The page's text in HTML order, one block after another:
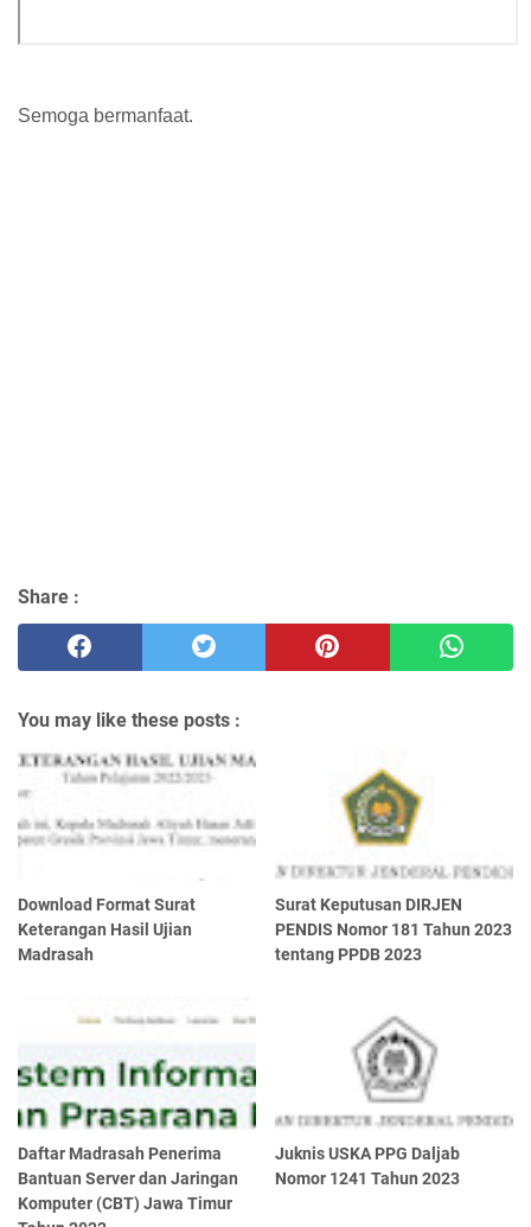
Semoga bermanfaat.
Share :
You may like these posts :
Download Format Surat
Keterangan Hasil Ujian
Madrasah
Surat Keputusan DIRJEN
PENDIS Nomor 181 Tahun 2023
tentang PPDB 2023
Daftar Madrasah Penerima
Bantuan Server dan Jaringan
Komputer (CBT) Jawa Timur
Juknis USKA PPG Daljab
Nomor 1241 Tahun 2023